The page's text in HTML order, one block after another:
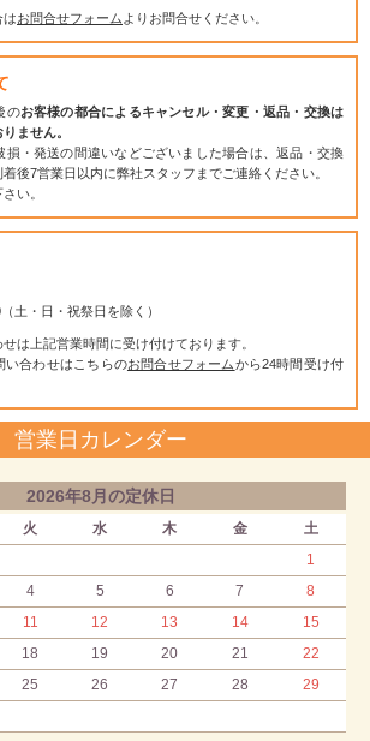
はお問合せフォーム よりお問合せください。
のお客様の都合によるキャンセル・変更・返品・交換は
ません。
損・発送の間違いなどございました場合は、返品・交換
後7営業日以内に弊社スタッフまでご連絡ください。
い。
土・日・祝祭日を除く）
は上記営業時間に受け付けております。
い合わせはこちらのお問合せフォームから24時間受け付
営業日カレンダー
2026年8月の定休日
火 水 木 金
土
1
4 5 6 7
8
11 12 13 14
15
18 19 20 21
22
25 26 27 28
29